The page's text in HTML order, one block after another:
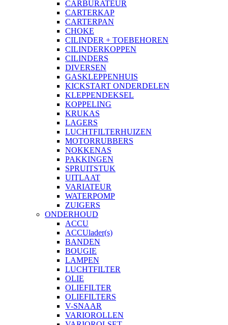
CARBURATEUR
CARTERKAP
CARTERPAN
CHOKE
CILINDER + TOEBEHOREN
CILINDERKOPPEN
CILINDERS
DIVERSEN
GASKLEPPENHUIS
KICKSTART ONDERDELEN
KLEPPENDEKSEL
KOPPELING
KRUKAS
LAGERS
LUCHTFILTERHUIZEN
MOTORRUBBERS
NOKKENAS
PAKKINGEN
SPRUITSTUK
UITLAAT
VARIATEUR
WATERPOMP
ZUIGERS
ONDERHOUD
ACCU
ACCUlader(s)
BANDEN
BOUGIE
LAMPEN
LUCHTFILTER
OLIE
OLIEFILTER
OLIEFILTERS
V-SNAAR
VARIOROLLEN